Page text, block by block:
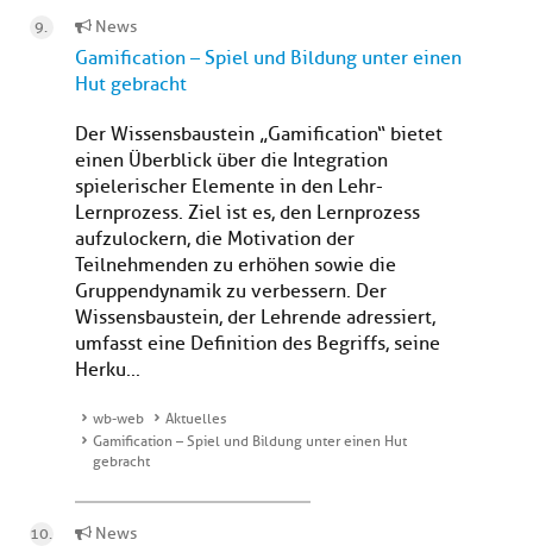
News
Gamification – Spiel und Bildung unter einen
Hut gebracht
Der Wissensbaustein „Gamification“ bietet
einen Überblick über die Integration
spielerischer Elemente in den Lehr-
Lernprozess. Ziel ist es, den Lernprozess
aufzulockern, die Motivation der
Teilnehmenden zu erhöhen sowie die
Gruppendynamik zu verbessern. Der
Wissensbaustein, der Lehrende adressiert,
umfasst eine Definition des Begriffs, seine
Herku...
wb-web
Aktuelles
Gamification – Spiel und Bildung unter einen Hut
gebracht
News